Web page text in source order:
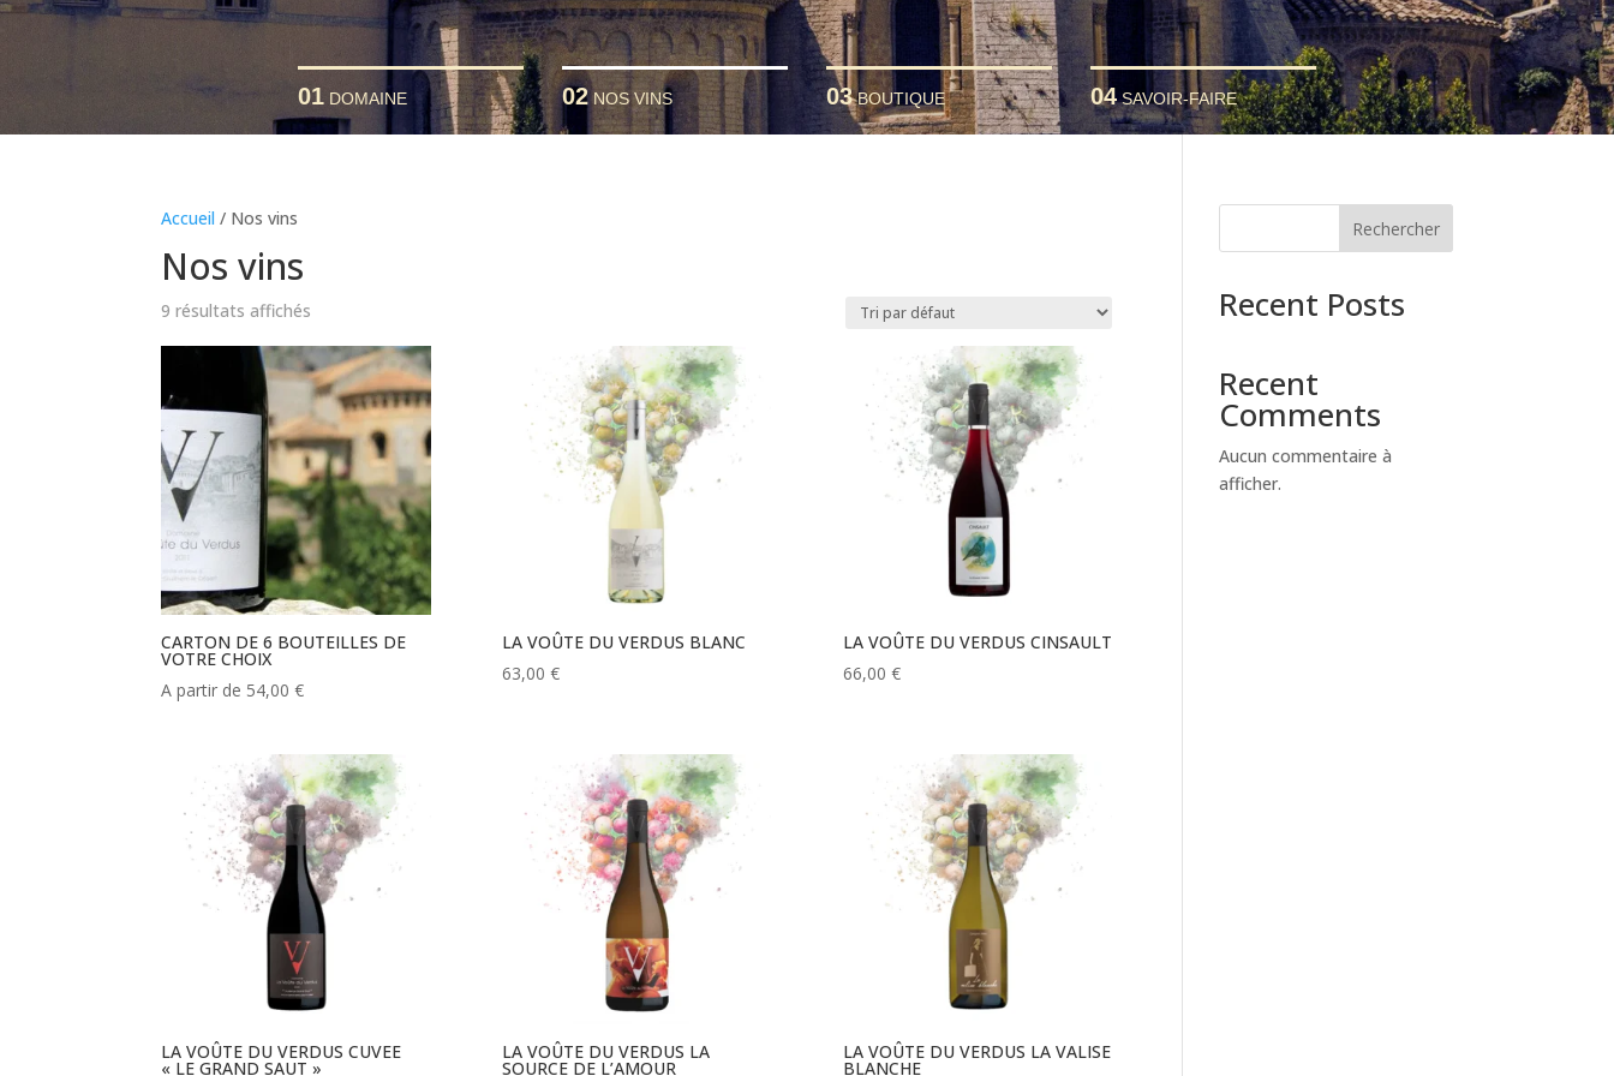
01DOMAINE 02NOS VINS 03BOUTIQUE 04SAVOIR-FAIRE
Accueil / Nos vins
Nos vins
9 résultats affichés
CARTON DE 6 BOUTEILLES DE
VOTRE CHOIX
A partir de 54,00€
LA VOÛTE DU VERDUS BLANC
63,00 €
LA VOÛTE DU VERDUS CINSAULT
66,00 €
LA VOÛTE DU VERDUS CUVEE
« LE GRAND SAUT »
LA VOÛTE DU VERDUS LA
SOURCE DE L’AMOUR
LA VOÛTE DU VERDUS LA VALISE
BLANCHE
Rechercher
Recent Posts
Recent
Comments
Aucun commentaire à
afficher.